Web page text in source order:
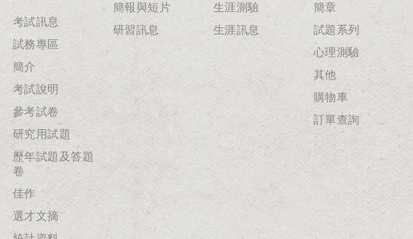
考試訊息
試務專區
簡介
考試說明
參考試卷
研究用試題
歷年試題及答題
卷
佳作
選才文摘
簡報與短片
研習訊息
生涯測驗
生涯訊息
簡章
試題系列
心理測驗
其他
購物車
訂單查詢